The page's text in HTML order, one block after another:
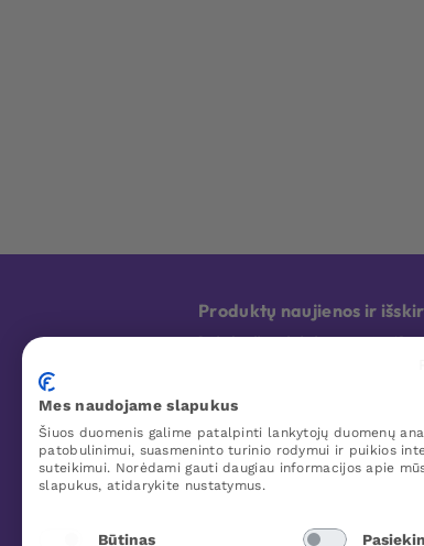
Produktų naujienos ir
Bet kada galite atsisakyti prenumeratos. Jūsų
Apie Woo Me
Apie Woo Me
Pristatymas ir diskretiška pakuotė
Mes naudojame slapukus
Šiuos duomenis galime patalpinti lankytojų duomenų
patobulinimui, suasmeninto turinio rodymui ir puikios
suteikimui. Norėdami gauti daugiau informacijos apie
slapukus, atidarykite nustatymus.
Būtinas